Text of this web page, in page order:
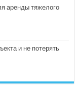
аренды тяжелого
и не потерять